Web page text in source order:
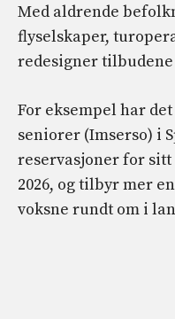
Med aldrende
flyselskaper,
redesigner
For eksempel har
seniorer (Imserso) i
reservasjoner for
2026, og tilbyr mer
voksne rundt om i